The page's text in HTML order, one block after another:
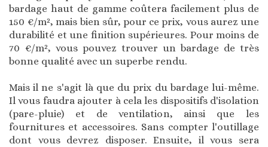
bardage haut de gamme coûtera facilement plus de
150 €/m², mais bien sûr, pour ce prix, vous aurez une
durabilité et une finition supérieures. Pour moins de
70 €/m², vous pouvez trouver un bardage de très
bonne qualité avec un superbe rendu.
Mais il ne s'agit là que du prix du bardage lui-même.
Il vous faudra ajouter à cela les dispositifs d'isolation
(pare-pluie) et de ventilation, ainsi que les
fournitures et accessoires. Sans compter l'outillage
dont vous devrez disposer. Ensuite, il vous sera